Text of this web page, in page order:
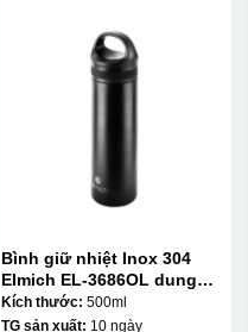
Bình giữ nhiệt Inox 304
Elmich EL-3686OL dung
tích 500ml
Kích thước: 500ml
TG sản xuất: 10 ngày